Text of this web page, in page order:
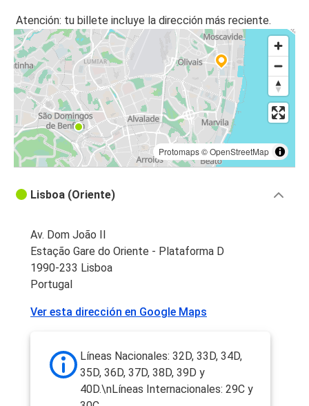
Atención: tu billete incluye la dirección más reciente.
Protomaps©OpenStreetMap
Lisboa (Oriente)
Av. Dom João II
Estação Gare do Oriente - Plataforma D
1990-233 Lisboa
Portugal
Ver esta dirección en Google Maps
Líneas Nacionales: 32D, 33D, 34D,
35D, 36D, 37D, 38D, 39D y
40D.\nLíneas Internacionales: 29C y